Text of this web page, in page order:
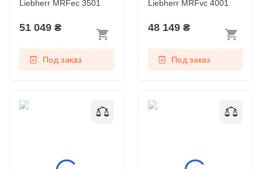
Liebherr MRFec 3501
51 049 ₴
Под заказ
Liebherr MRFvc 4001
48 149 ₴
Под заказ
Холодильный шкаф
Холодильный шкаф